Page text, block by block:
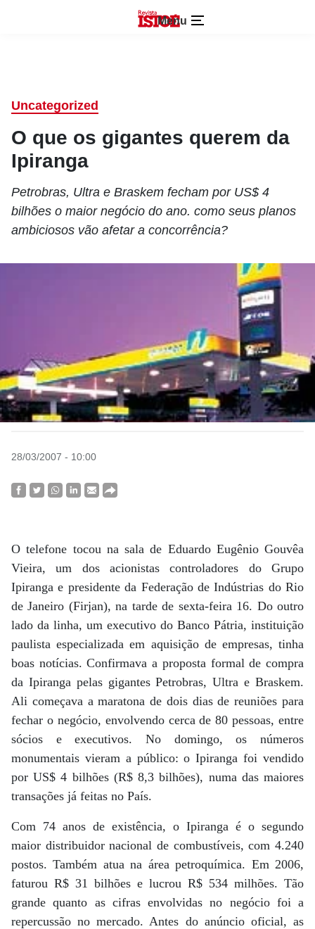
Menu
Uncategorized
O que os gigantes querem da
Ipiranga
Petrobras, Ultra e Braskem fecham por US$ 4
bilhões o maior negócio do ano. como seus planos
ambiciosos vão afetar a concorrência?
28/03/2007 - 10:00
O telefone tocou na sala de Eduardo Eugênio Gouvêa
Vieira, um dos acionistas controladores do Grupo
Ipiranga e presidente da Federação de Indústrias do Rio
de Janeiro (Firjan), na tarde de sexta-feira 16. Do outro
lado da linha, um executivo do Banco Pátria, instituição
paulista especializada em aquisição de empresas, tinha
boas notícias. Confirmava a proposta formal de compra
da Ipiranga pelas gigantes Petrobras, Ultra e Braskem.
Ali começava a maratona de dois dias de reuniões para
fechar o negócio, envolvendo cerca de 80 pessoas, entre
sócios e executivos. No domingo, os números
monumentais vieram a público: o Ipiranga foi vendido
por US$ 4 bilhões (R$ 8,3 bilhões), numa das maiores
transações já feitas no País.
Com 74 anos de existência, o Ipiranga é o segundo
maior distribuidor nacional de combustíveis, com 4.240
postos. Também atua na área petroquímica. Em 2006,
faturou R$ 31 bilhões e lucrou R$ 534 milhões. Tão
grande quanto as cifras envolvidas no negócio foi a
repercussão no mercado. Antes do anúncio oficial, as